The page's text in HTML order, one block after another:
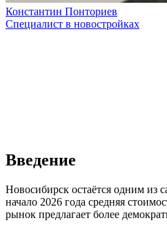
Константин Понториев
Специалист в новостройках
Введение
Новосибирск остаётся одним из
начало 2026 года средняя
рынок предлагает более